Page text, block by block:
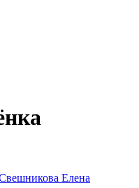
Елена